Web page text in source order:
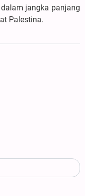
jangka panjang
Palestina.